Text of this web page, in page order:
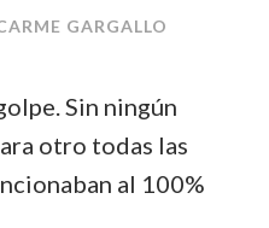
GARGALLO
Sin ningún
otro todas las
al 100%